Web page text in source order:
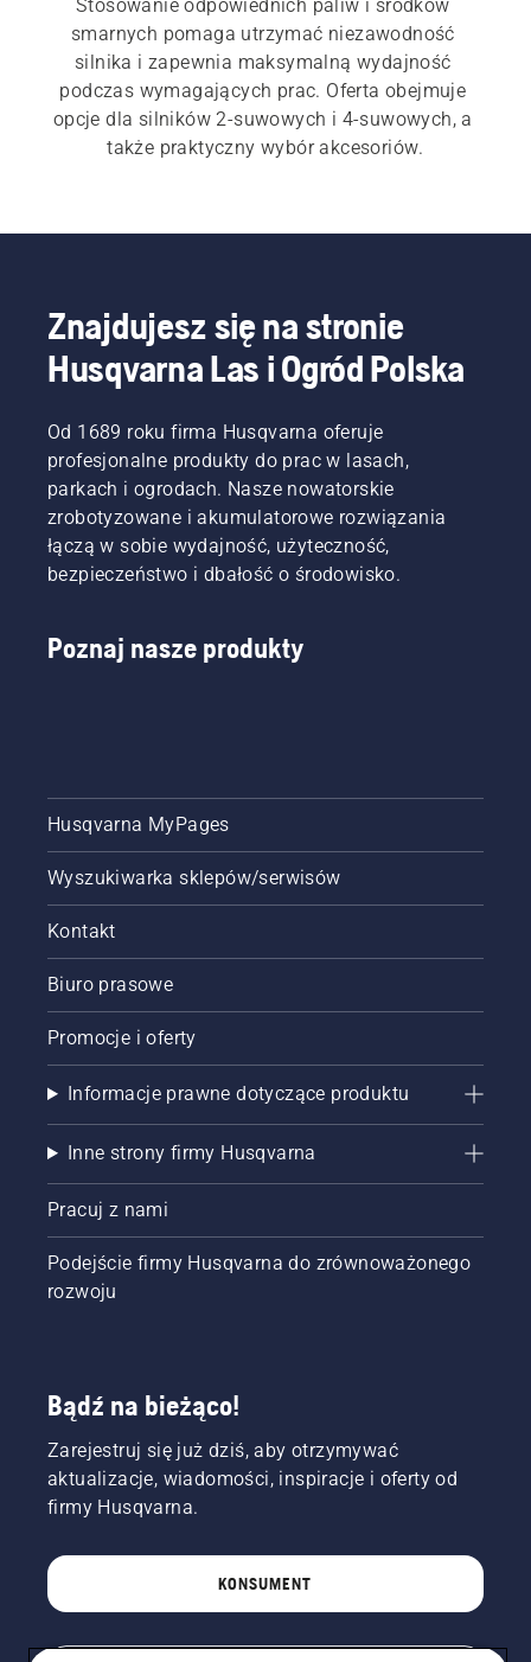
Stosowanie odpowiednich paliw i środków
smarnych pomaga utrzymać niezawodność
silnika i zapewnia maksymalną wydajność
podczas wymagających prac. Oferta obejmuje
opcje dla silników 2-suwowych i 4-suwowych, a
także praktyczny wybór akcesoriów.
Znajdujesz się na stronie
Husqvarna Las i Ogród Polska
Od 1689 roku firma Husqvarna oferuje
profesjonalne produkty do prac w lasach,
parkach i ogrodach. Nasze nowatorskie
zrobotyzowane i akumulatorowe rozwiązania
łączą w sobie wydajność, użyteczność,
bezpieczeństwo i dbałość o środowisko.
Poznaj nasze produkty
Husqvarna MyPages
Wyszukiwarka sklepów/serwisów
Kontakt
Biuro prasowe
Promocje i oferty
Informacje prawne dotyczące produktu
Inne strony firmy Husqvarna
Pracuj z nami
Podejście firmy Husqvarna do zrównoważonego
rozwoju
Bądź na bieżąco!
Zarejestruj się już dziś, aby otrzymywać
aktualizacje, wiadomości, inspiracje i oferty od
firmy Husqvarna.
KONSUMENT